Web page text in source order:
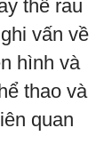
thế rau
vấn về
hình và
thao và
quan